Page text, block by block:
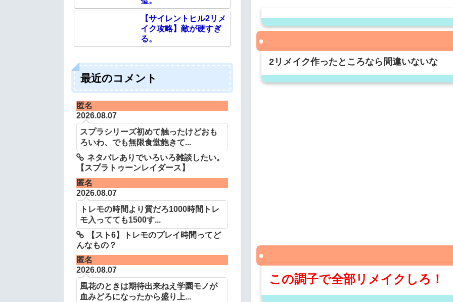
2リメイク作ったところなら間違いないな
この調子で全部リメイクしろ！
【サイレントヒル2リメ
イク攻略】敵が硬すぎ
る。
最近のコメント
匿名
2026.08.07
スプラシリーズ初めて触ったけどおも
ろいわ、でも無限食堂飽きて...
ネタバレありでいろいろ雑談したい。
【スプラトゥーンレイダース】
匿名
2026.08.07
トレモの時間より質だろ1000時間トレ
モ入ってても1500す...
【スト6】トレモのプレイ時間ってど
んなもの？
匿名
2026.08.07
風花のときは期待出来ねえ学園モノが
血みどろになったから盛り上...